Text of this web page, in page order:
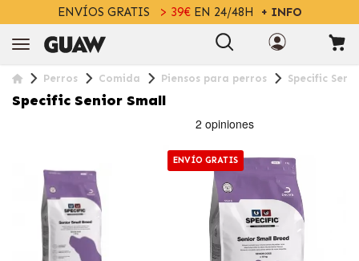
ENVÍOS GRATIS > 39€EN 24/48H + INFO
Perros Comida Piensos para perros Specific
Specific Senior Small
ENVÍO GRATIS